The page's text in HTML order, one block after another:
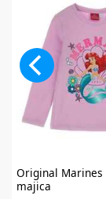
Original Marines
majica